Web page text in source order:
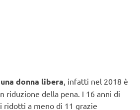
donna libera , infatti nel 2018 è
riduzione della pena. I 16 anni di
ridotti a meno di 11 grazie